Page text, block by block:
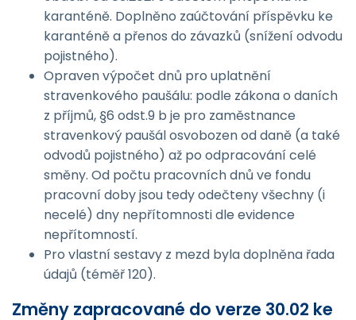
karanténě. Doplněno zaúčtování příspěvku ke
karanténě a přenos do závazků (snížení odvodu
pojistného).
Opraven výpočet dnů pro uplatnění
stravenkového paušálu: podle zákona o daních
z příjmů, §6 odst.9 b je pro zaměstnance
stravenkový paušál osvobozen od daně (a také
odvodů pojistného) až po odpracování celé
směny. Od počtu pracovních dnů ve fondu
pracovní doby jsou tedy odečteny všechny (i
necelé) dny nepřítomnosti dle evidence
nepřítomností.
Pro vlastní sestavy z mezd byla doplněna řada
údajů (téměř 120).
Změny zapracované do verze 30.02 ke